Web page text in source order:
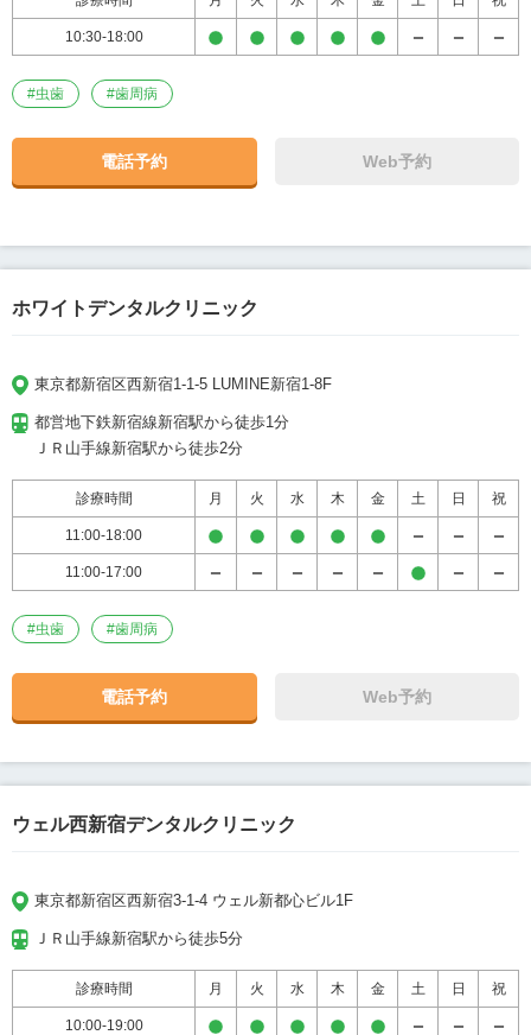
10:30-18:00
#虫歯 #歯周病
電話予約 Web予約
ホワイトデンタルクリニック
東京都新宿区西新宿1-1-5 LUMINE新宿1-8F
都営地下鉄新宿線新宿駅から徒歩1分
ＪＲ山手線新宿駅から徒歩2分
診療時間 月 火 水 木 金 土 日 祝
11:00-18:00
11:00-17:00
#虫歯 #歯周病
電話予約 Web予約
ウェル西新宿デンタルクリニック
東京都新宿区西新宿3-1-4 ウェル新都心ビル1F
ＪＲ山手線新宿駅から徒歩5分
診療時間 月 火 水 木 金 土 日 祝
10:00-19:00